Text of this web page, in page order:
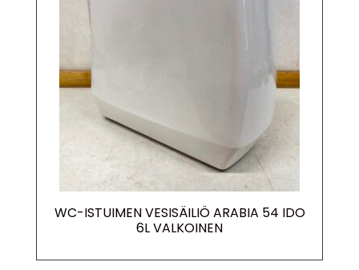
WC-ISTUIMEN VESISÄILIÖ ARABIA 54 IDO
6L VALKOINEN